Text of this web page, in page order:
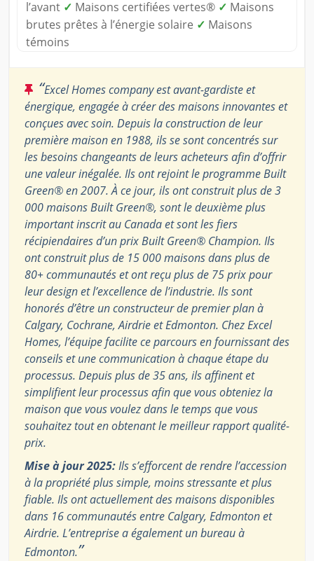
l’avant ✓ Maisons certifiées vertes® ✓ Maisons
brutes prêtes à l’énergie solaire ✓ Maisons
témoins
“Excel Homes company est avant-gardiste et
énergique, engagée à créer des maisons innovantes et
conçues avec soin. Depuis la construction de leur
première maison en 1988, ils se sont concentrés sur
les besoins changeants de leurs acheteurs afin d’offrir
une valeur inégalée. Ils ont rejoint le programme Built
Green® en 2007. À ce jour, ils ont construit plus de 3
000 maisons Built Green®, sont le deuxième plus
important inscrit au Canada et sont les fiers
récipiendaires d’un prix Built Green® Champion. Ils
ont construit plus de 15 000 maisons dans plus de
80+ communautés et ont reçu plus de 75 prix pour
leur design et l’excellence de l’industrie. Ils sont
honorés d’être un constructeur de premier plan à
Calgary, Cochrane, Airdrie et Edmonton. Chez Excel
Homes, l’équipe facilite ce parcours en fournissant des
conseils et une communication à chaque étape du
processus. Depuis plus de 35 ans, ils affinent et
simplifient leur processus afin que vous obteniez la
maison que vous voulez dans le temps que vous
souhaitez tout en obtenant le meilleur rapport qualité-
prix.
Mise à jour 2025:Ils s’efforcent de rendre l’accession
à la propriété plus simple, moins stressante et plus
fiable. Ils ont actuellement des maisons disponibles
dans 16 communautés entre Calgary, Edmonton et
Airdrie. L’entreprise a également un bureau à
Edmonton.”